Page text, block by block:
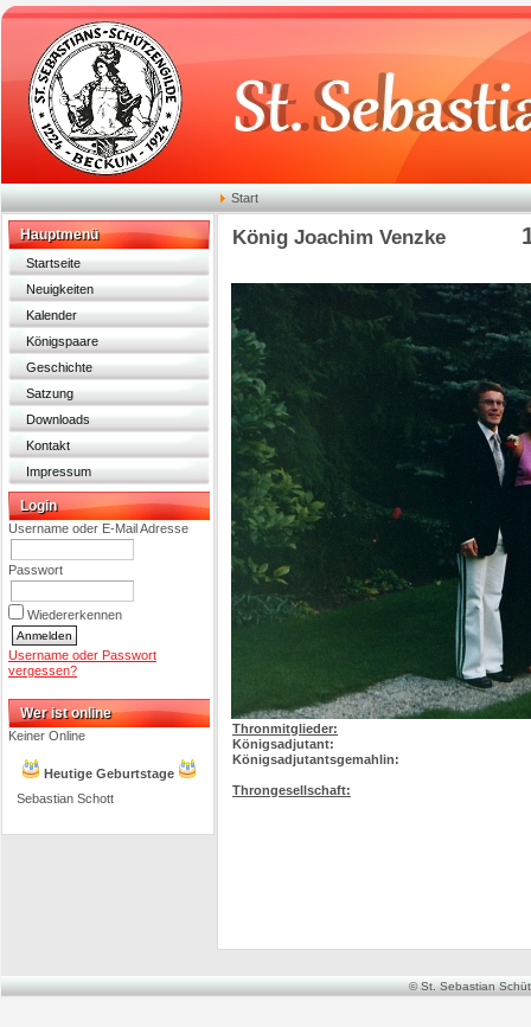
Start
Hauptmenü
Startseite
Neuigkeiten
Kalender
Königspaare
Geschichte
Satzung
Downloads
Kontakt
Impressum
Login
Username oder E-Mail Adresse
Passwort
Wiedererkennen
Username oder Passwort
vergessen?
Wer ist online
Keiner Online
Heutige Geburtstage
Sebastian Schott
König Joachim Venzke
Thronmitglieder:
Königsadjutant:
Königsadjutantsgemahlin:
Throngesellschaft:
© St. Sebastian